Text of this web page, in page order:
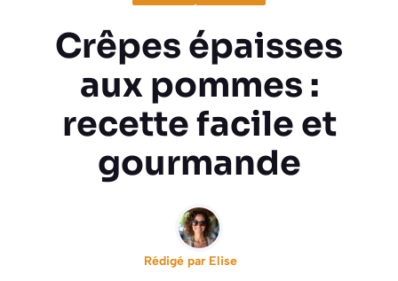
Crêpes épaisses
aux pommes :
recette facile et
gourmande
Rédigé par Elise